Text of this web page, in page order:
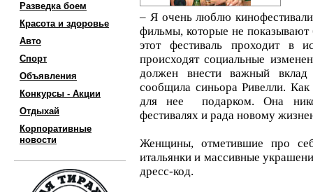
Разведка боем
Красота и здоровье
Авто
Спорт
Объявления
Конкурсы - Акции
Отдыхай
Корпоративные
новости
– Я очень люблю
фильмы, которые не
этот фестиваль проходит в
происходят социальные
должен внести важный
сообщила синьора Ривелли. Как
для нее подарком. Она
фестивалях и рада новому
Женщины, отметившие про
итальянки и массивные
дресс-код.